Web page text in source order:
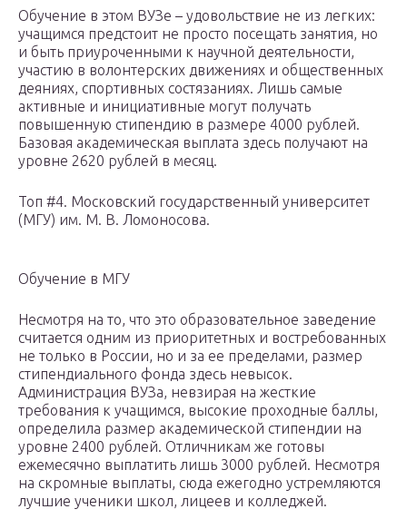
Обучение в этом ВУЗе – удовольствие не из легких:
учащимся предстоит не просто посещать занятия, но
и быть приуроченными к научной деятельности,
участию в волонтерских движениях и общественных
деяниях, спортивных состязаниях. Лишь самые
активные и инициативные могут получать
повышенную стипендию в размере 4000 рублей.
Базовая академическая выплата здесь получают на
уровне 2620 рублей в месяц.
Топ #4. Московский государственный университет
(МГУ) им. М. В. Ломоносова.
Обучение в МГУ
Несмотря на то, что это образовательное заведение
считается одним из приоритетных и востребованных
не только в России, но и за ее пределами, размер
стипендиального фонда здесь невысок.
Администрация ВУЗа, невзирая на жесткие
требования к учащимся, высокие проходные баллы,
определила размер академической стипендии на
уровне 2400 рублей. Отличникам же готовы
ежемесячно выплатить лишь 3000 рублей. Несмотря
на скромные выплаты, сюда ежегодно устремляются
лучшие ученики школ, лицеев и колледжей.